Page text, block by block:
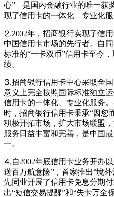
心”，是国内金融行业的唯一获
现了信用卡的一体化、专业化服
⒉2002年，招商银行实现了信
中国信用卡市场的先行者。自
标准的“一卡双币”信用卡至今
绩。
⒊招商银行信用卡中心采取全
意义上完全按照国际标准独立
信用卡的一体化、专业化服务
时，招商银行信用卡秉承“因您
积极开拓市场，扩大市场联盟
服务日益丰富和完善，是中国
一。
⒋自2002年底信用卡业务开办以
送百万航意险”，首家推出“境
先同业开展了信用卡免息分期
出“短信交易提醒”和“失卡万全